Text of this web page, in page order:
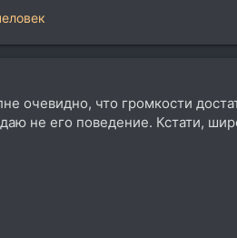
очевидно, что громкости
не его поведение. Кстати,